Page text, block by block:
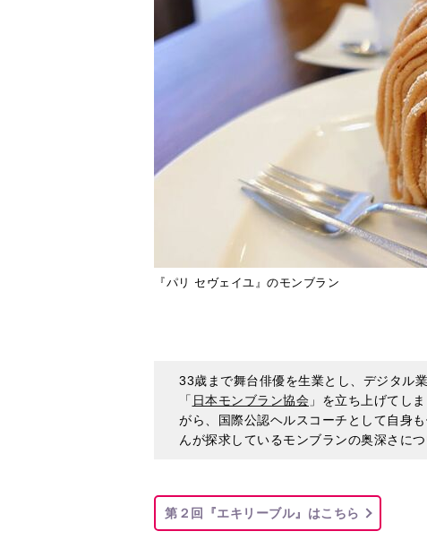
『パリ セヴェイユ』のモンブラン
」を立ち上げてし
第２回『エキリーブル』はこちら
自由が丘の『パリ セヴェ